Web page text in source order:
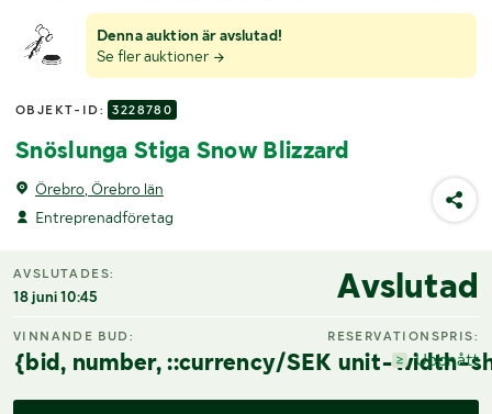
Denna auktion är avslutad!
Se fler auktioner
OBJEKT-ID: 3228780
Snöslunga Stiga Snow Blizzard
Örebro, Örebro län
Entreprenadföretag
AVSLUTADES:
18 juni 10:45 Avslutad
VINNANDE BUD:
{bid, number, ::currency/SEK unit-width-
RESERVATIONSPRIS:
Uppnått